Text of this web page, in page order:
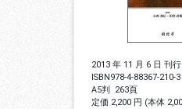
2013 年 11 月 6 日 刊行
ISBN978-4-88367-210-3
A5判 263頁
定価 2,200 円 (本体